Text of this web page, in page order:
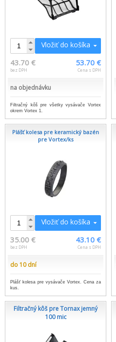
Vložiť do košíka
43.70 €
bez DPH
53.70 €
Cena s DPH
na objednávku
Filtračný kôš pre všetky vysávače Vortex
okrem Vortex 1.
Plášť kolesa pre keramický bazén
pre Vortex/ks
Vložiť do košíka
35.00 €
bez DPH
43.10 €
Cena s DPH
do 10 dní
Plášť kolesa pre vysávače Vortex. Cena za
kus.
Filtračný kôš pre Tornax jemný
100 mic